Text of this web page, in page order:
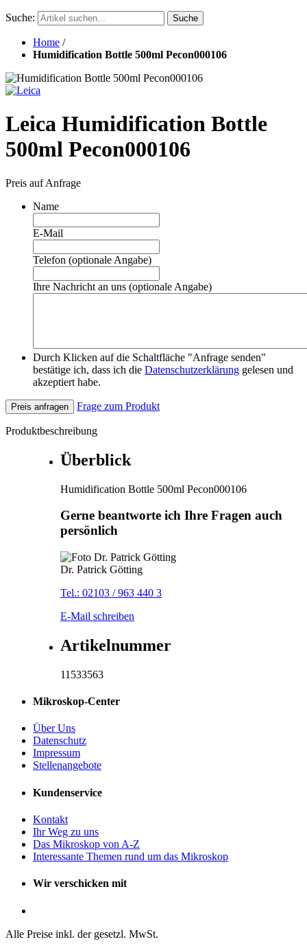
Suche: Suche
Home /
Humidification Bottle 500ml Pecon000106
Leica Humidification Bottle
500ml Pecon000106
Preis auf Anfrage
Name
E-Mail
Telefon (optionale Angabe)
Ihre Nachricht an uns (optionale Angabe)
Durch Klicken auf die Schaltfläche "Anfrage senden"
bestätige ich, dass ich die Datenschutzerklärung gelesen und
akzeptiert habe.
Preis anfragen Frage zum Produkt
Produktbeschreibung
Überblick
Humidification Bottle 500ml Pecon000106
Gerne beantworte ich Ihre Fragen auch
persönlich
Dr. Patrick Götting
Tel.: 02103 / 963 440 3
E-Mail schreiben
Artikelnummer
11533563
Mikroskop-Center
Über Uns
Datenschutz
Impressum
Stellenangebote
Kundenservice
Kontakt
Ihr Weg zu uns
Das Mikroskop von A-Z
Interessante Themen rund um das Mikroskop
Wir verschicken mit
Alle Preise inkl. der gesetzl. MwSt.